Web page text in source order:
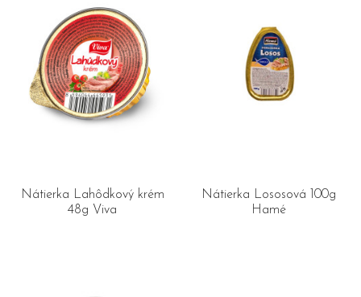
Nátierka Lahôdkový krém
48g Viva
Nátierka Lososová 100g
Hamé